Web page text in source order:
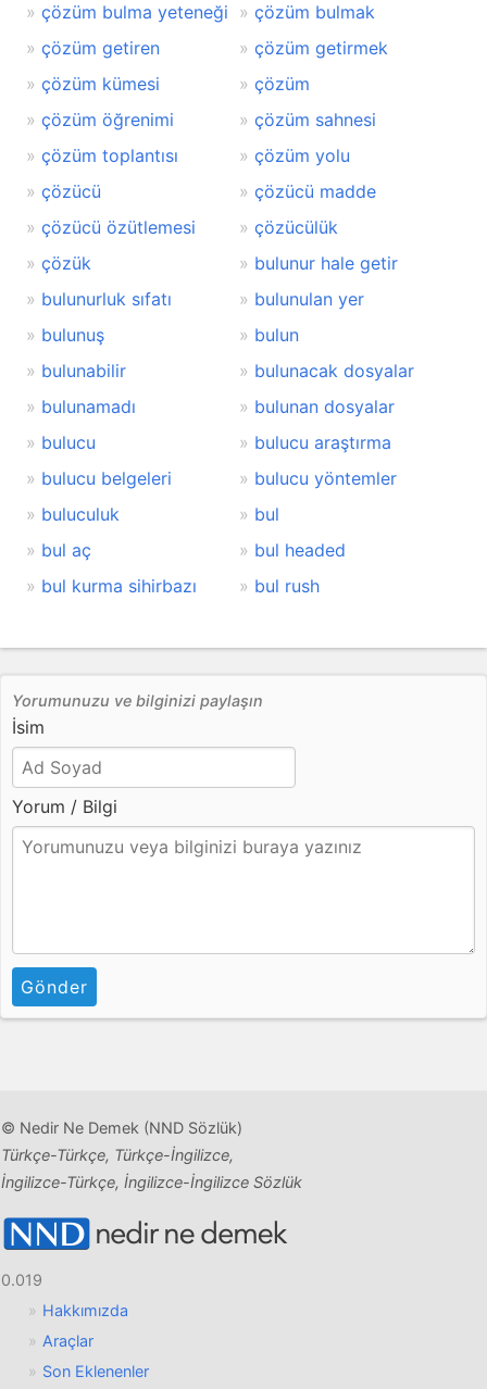
çözüm bulma yeteneği
çözüm bulmak
çözüm getiren
çözüm getirmek
çözüm kümesi
çözüm
çözüm öğrenimi
çözüm sahnesi
çözüm toplantısı
çözüm yolu
çözücü
çözücü madde
çözücü özütlemesi
çözücülük
çözük
bulunur hale getir
bulunurluk sıfatı
bulunulan yer
bulunuş
bulun
bulunabilir
bulunacak dosyalar
bulunamadı
bulunan dosyalar
bulucu
bulucu araştırma
bulucu belgeleri
bulucu yöntemler
buluculuk
bul
bul aç
bul headed
bul kurma sihirbazı
bul rush
Yorumunuzu ve bilginizi paylaşın
İsim
Yorum / Bilgi
Gönder
© Nedir Ne Demek (NND Sözlük)
Türkçe-Türkçe, Türkçe-İngilizce,
İngilizce-Türkçe, İngilizce-İngilizce Sözlük
0.019
Hakkımızda
Araçlar
Son Eklenenler